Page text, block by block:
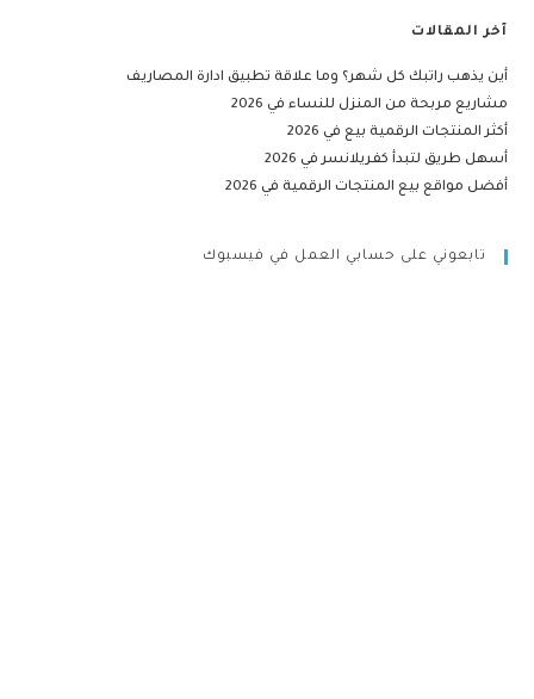
آخر المقالات
أين يذهب راتبك كل شهر؟ وما علاقة تطبيق ادارة المصاريف
مشاريع مربحة من المنزل للنساء في 2026
أكثر المنتجات الرقمية بيع في 2026
أسهل طريق لتبدأ كفريلانسر في 2026
أفضل مواقع بيع المنتجات الرقمية في 2026
تابعوني على حسابي العمل في فيسبوك